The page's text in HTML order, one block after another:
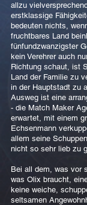
allzu
erstklassige
bedeuten nichts,
fruchtbares Land
fünfundzwanzigster
kein Verehrer auch
Richtung schaut, ist
Land der Familie zu
in der Hauptstadt zu
Ausweg ist eine
- die Match Maker
erwartet, mit einem
Echsenmann
allem seine
nicht so sehr lieb zu
Bei all dem, was vor
was Olix braucht,
keine weiche,
seltsamen